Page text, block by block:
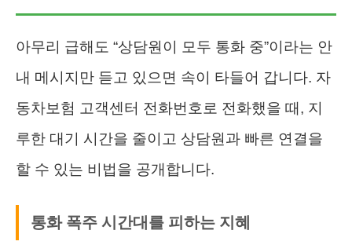
아무리 급해도 “상담원이 모두 통화 중”이라는 안
내 메시지만 듣고 있으면 속이 타들어 갑니다. 자
동차보험 고객센터 전화번호로 전화했을 때, 지
루한 대기 시간을 줄이고 상담원과 빠른 연결을
할 수 있는 비법을 공개합니다.
통화 폭주 시간대를 피하는 지혜